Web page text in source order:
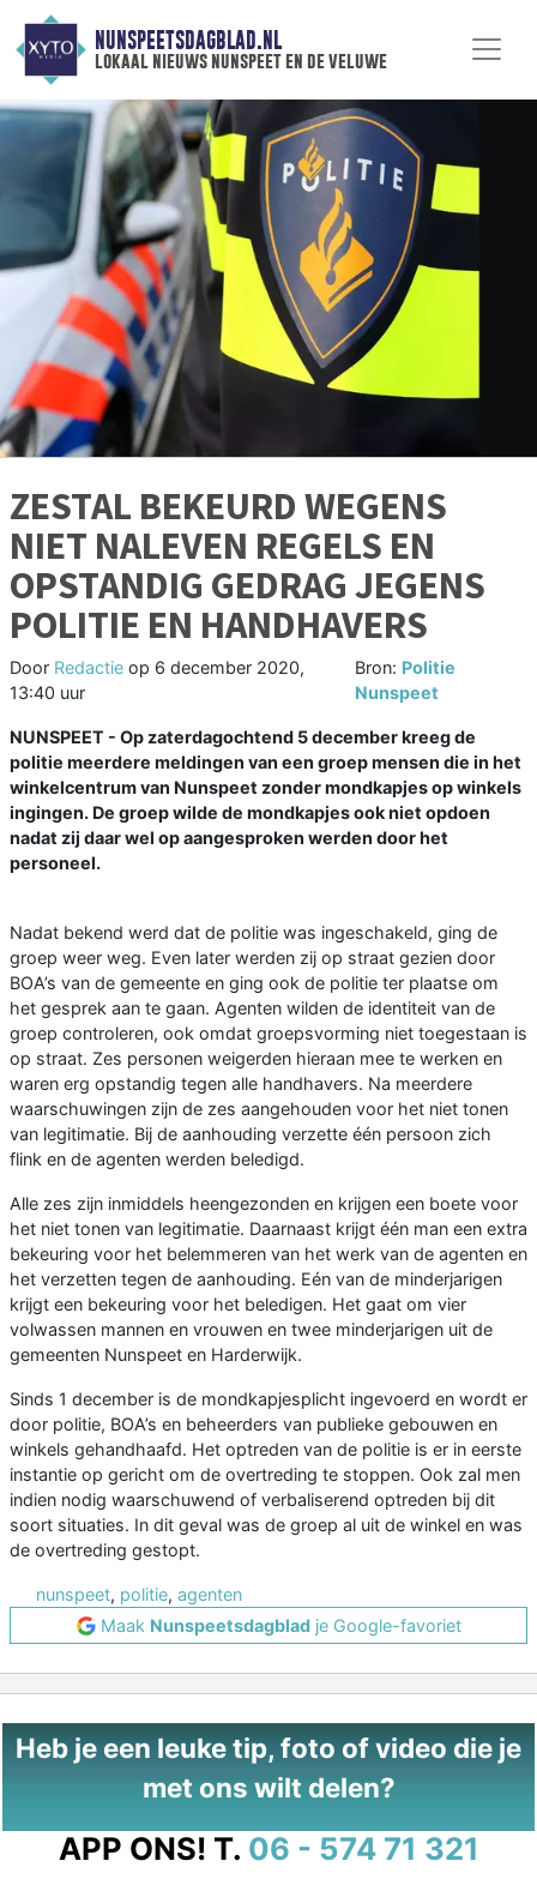
NUNSPEETSDAGBLAD.NL
lokaal nieuws nunspeet en de veluwe
ZESTAL BEKEURD WEGENS
NIET NALEVEN REGELS EN
OPSTANDIG GEDRAG JEGENS
POLITIE EN HANDHAVERS
Door Redactie op 6 december 2020,
13:40 uur
Bron: Politie
Nunspeet
NUNSPEET - Op zaterdagochtend 5 december kreeg de
politie meerdere meldingen van een groep mensen die in het
winkelcentrum van Nunspeet zonder mondkapjes op winkels
ingingen. De groep wilde de mondkapjes ook niet opdoen
nadat zij daar wel op aangesproken werden door het
personeel.
Nadat bekend werd dat de politie was ingeschakeld, ging de
groep weer weg. Even later werden zij op straat gezien door
BOA’s van de gemeente en ging ook de politie ter plaatse om
het gesprek aan te gaan. Agenten wilden de identiteit van de
groep controleren, ook omdat groepsvorming niet toegestaan is
op straat. Zes personen weigerden hieraan mee te werken en
waren erg opstandig tegen alle handhavers. Na meerdere
waarschuwingen zijn de zes aangehouden voor het niet tonen
van legitimatie. Bij de aanhouding verzette één persoon zich
flink en de agenten werden beledigd.
Alle zes zijn inmiddels heengezonden en krijgen een boete voor
het niet tonen van legitimatie. Daarnaast krijgt één man een extra
bekeuring voor het belemmeren van het werk van de agenten en
het verzetten tegen de aanhouding. Eén van de minderjarigen
krijgt een bekeuring voor het beledigen. Het gaat om vier
volwassen mannen en vrouwen en twee minderjarigen uit de
gemeenten Nunspeet en Harderwijk.
Sinds 1 december is de mondkapjesplicht ingevoerd en wordt er
door politie, BOA’s en beheerders van publieke gebouwen en
winkels gehandhaafd. Het optreden van de politie is er in eerste
instantie op gericht om de overtreding te stoppen. Ook zal men
indien nodig waarschuwend of verbaliserend optreden bij dit
soort situaties. In dit geval was de groep al uit de winkel en was
de overtreding gestopt.
nunspeet, politie, agenten
Maak Nunspeetsdagbladje Google-favoriet
Heb je een leuke tip, foto of video die je
met ons wilt delen?
APP ONS! T. 06 - 574 71 321